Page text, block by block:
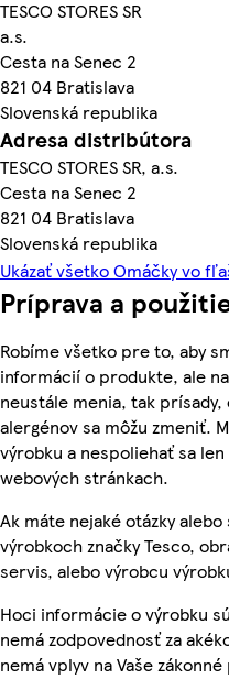
TESCO STORES SR
a.s.
Cesta na Senec 2
821 04 Bratislava
Slovenská republika
Adresa distribútora
TESCO STORES SR, a.s.
Cesta na Senec 2
821 04 Bratislava
Slovenská republika
Ukázať všetko Omáčky vo
Príprava a
Robíme všetko pre to, aby
informácií o produkte, ale
neustále menia, tak prísady,
alergénov sa môžu zmeniť.
výrobku a nespoliehať sa
webových stránkach.
Ak máte nejaké otázky
výrobkoch značky Tesco,
servis, alebo výrobcu
Hoci informácie o výrobku
nemá zodpovednosť za
nemá vplyv na Vaše